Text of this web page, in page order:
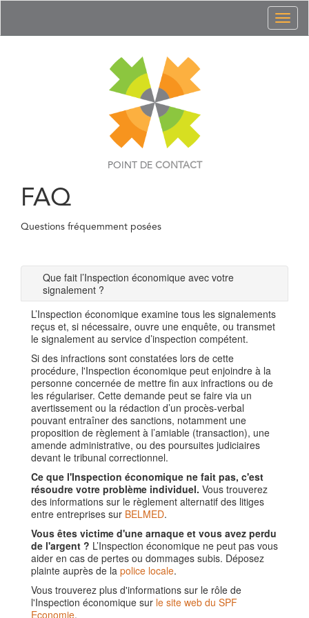
POINT DE CONTACT
FAQ
Questions fréquemment posées
Que fait l’Inspection économique avec votre
signalement ?
L’Inspection économique examine tous les signalements
reçus et, si nécessaire, ouvre une enquête, ou transmet
le signalement au service d’inspection compétent.
Si des infractions sont constatées lors de cette
procédure, l'Inspection économique peut enjoindre à la
personne concernée de mettre fin aux infractions ou de
les régulariser. Cette demande peut se faire via un
avertissement ou la rédaction d’un procès-verbal
pouvant entraîner des sanctions, notamment une
proposition de règlement à l’amiable (transaction), une
amende administrative, ou des poursuites judiciaires
devant le tribunal correctionnel.
Ce que l'Inspection économique ne fait pas, c'est
résoudre votre problème individuel. Vous trouverez
des informations sur le règlement alternatif des litiges
entre entreprises sur BELMED.
Vous êtes victime d'une arnaque et vous avez perdu
de l'argent ? L’Inspection économique ne peut pas vous
aider en cas de pertes ou dommages subis. Déposez
plainte auprès de la police locale.
Vous trouverez plus d'informations sur le rôle de
l'Inspection économique sur le site web du SPF
Economie.